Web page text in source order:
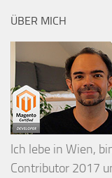
ÜBER MICH
Ich lebe in Wien,
Contributor 2017